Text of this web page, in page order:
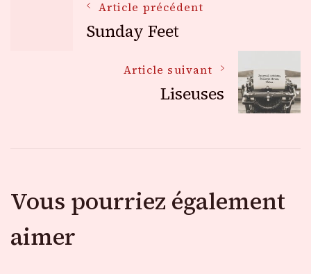
Navigation
Article précédent
Sunday Feet
Article suivant
Liseuses
Vous pourriez également
aimer